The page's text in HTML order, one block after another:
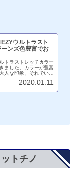
ウルトラスト
ーンズ色豊富でお
トラストレッチカラー
ました。カラーが豊富
人な印象、それでいて
るアイテムです。おす
2020.01.11
トチノ